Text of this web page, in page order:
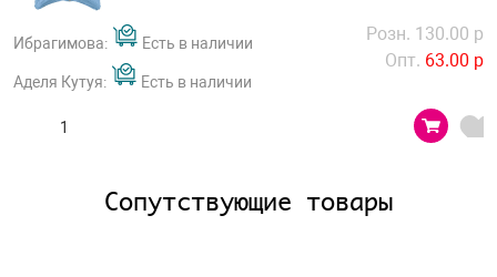
Ибрагимова: Есть в наличии
Аделя Кутуя: Есть в наличии
Розн. 130.00 р
Опт. 63.00 р
Сопутствующие товары